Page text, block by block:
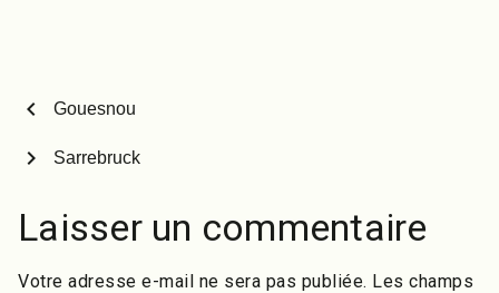
chevron_left Gouesnou
Sarrebruck
chevron_right
Laisser un commentaire
Votre adresse e-mail ne sera pas publiée. Les champs